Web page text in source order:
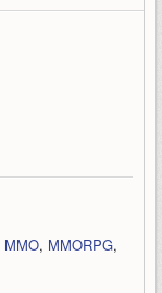
MMO, MMORPG,